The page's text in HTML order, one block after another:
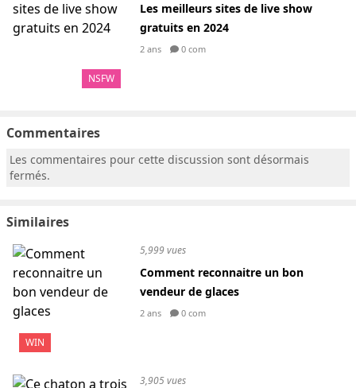
NSFW
Les meilleurs sites de live show
gratuits en 2024
2 ans 0 com
Commentaires
Les commentaires pour cette discussion sont désormais
fermés.
Similaires
WIN
5,999 vues
Comment reconnaitre un bon
vendeur de glaces
2 ans 0 com
3,905 vues